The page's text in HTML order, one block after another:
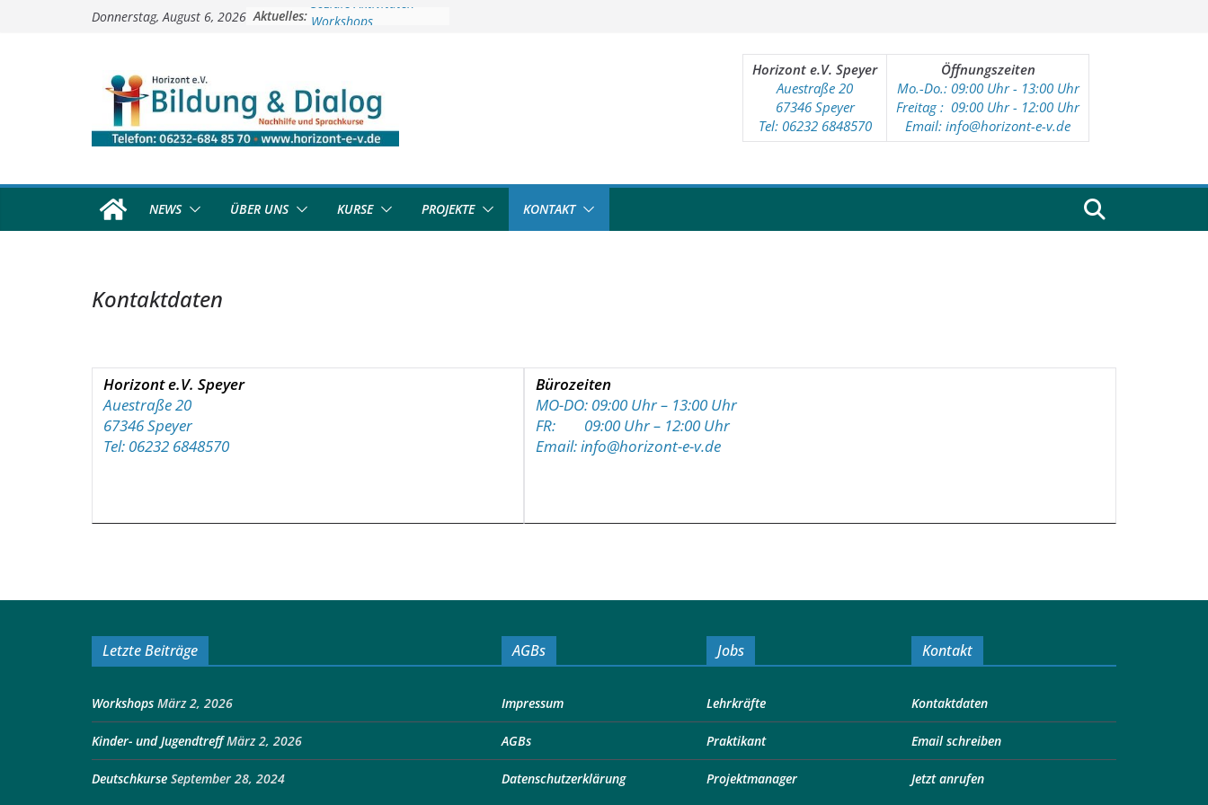
Donnerstag, August 6, 2026 Aktuelles: Soziale Aktivitäten
Workshops
Horizont e.V. Speyer
Auestraße 20
67346 Speyer
Tel: 06232 6848570
Öffnungszeiten
Mo.-Do.: 09:00 Uhr - 13:00 Uhr
Freitag : 09:00 Uhr - 12:00 Uhr
Email: info@horizont-e-v.de
NEWS ÜBER UNS KURSE PROJEKTE KONTAKT
Kontaktdaten
Horizont e.V. Speyer
Auestraße 20
67346 Speyer
Tel: 06232 6848570
Bürozeiten
MO-DO: 09:00 Uhr – 13:00 Uhr
FR: 09:00 Uhr – 12:00 Uhr
Email: info@horizont-e-v.de
Letzte Beiträge
Workshops März 2, 2026
Kinder- und Jugendtreff März 2, 2026
Deutschkurse September 28, 2024
AGBs
Impressum
AGBs
Datenschutzerklärung
Jobs
Lehrkräfte
Praktikant
Projektmanager
Kontakt
Kontaktdaten
Email schreiben
Jetzt anrufen